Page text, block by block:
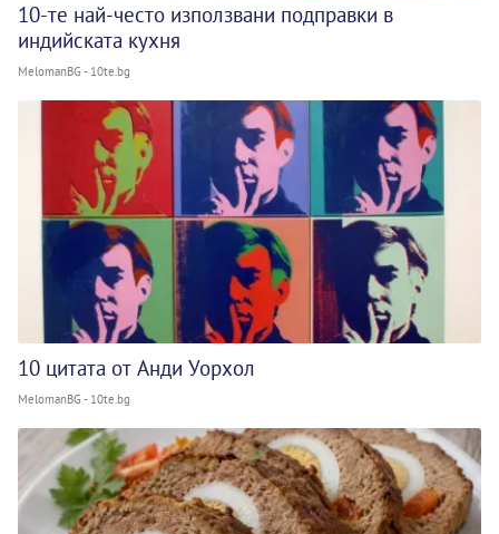
10-те най-често използвани подправки в
индийската кухня
MelomanBG - 10te.bg
10 цитата от Анди Уорхол
MelomanBG - 10te.bg